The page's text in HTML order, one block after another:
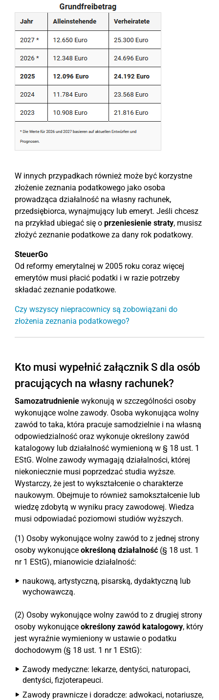
W innych przypadkach również może być korzystne
złożenie zeznania podatkowego jako osoba
prowadząca działalność na własny rachunek,
przedsiębiorca, wynajmujący lub emeryt. Jeśli chcesz
na przykład ubiegać się o przeniesienie straty, musisz
złożyć zeznanie podatkowe za dany rok podatkowy.
SteuerGo
Od reformy emerytalnej w 2005 roku coraz więcej
emerytów musi płacić podatki i w razie potrzeby
składać zeznanie podatkowe.
Czy wszyscy niepracownicy są zobowiązani do
złożenia zeznania podatkowego?
Kto musi wypełnić załącznik S dla osób
pracujących na własny rachunek?
Samozatrudnienie wykonują w szczególności osoby
wykonujące wolne zawody. Osoba wykonująca wolny
zawód to taka, która pracuje samodzielnie i na własną
odpowiedzialność oraz wykonuje określony zawód
katalogowy lub działalność wymienioną w § 18 ust. 1
EStG. Wolne zawody wymagają działalności, której
niekoniecznie musi poprzedzać studia wyższe.
Wystarczy, że jest to wykształcenie o charakterze
naukowym. Obejmuje to również samokształcenie lub
wiedzę zdobytą w wyniku pracy zawodowej. Wiedza
musi odpowiadać poziomowi studiów wyższych.
(1) Osoby wykonujące wolny zawód to z jednej strony
osoby wykonujące określoną działalność (§ 18 ust. 1
nr 1 EStG), mianowicie działalność:
naukową, artystyczną, pisarską, dydaktyczną lub
wychowawczą.
(2) Osoby wykonujące wolny zawód to z drugiej strony
osoby wykonujące określony zawód katalogowy, który
jest wyraźnie wymieniony w ustawie o podatku
dochodowym (§ 18 ust. 1 nr 1 EStG):
Zawody medyczne: lekarze, dentyści, naturopaci,
dentyści, fizjoterapeuci.
Zawody prawnicze i doradcze: adwokaci, notariusze,